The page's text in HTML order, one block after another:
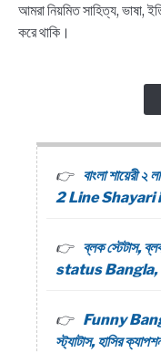
আমরা নিয়মিত সাহিত্য, ভাষা,
করে থাকি।
বাংলা শায়েরী ২
2 Line Shayari
ব্লক স্টেটাস,
status
Funny
স্ট্যাটাস, হাসির